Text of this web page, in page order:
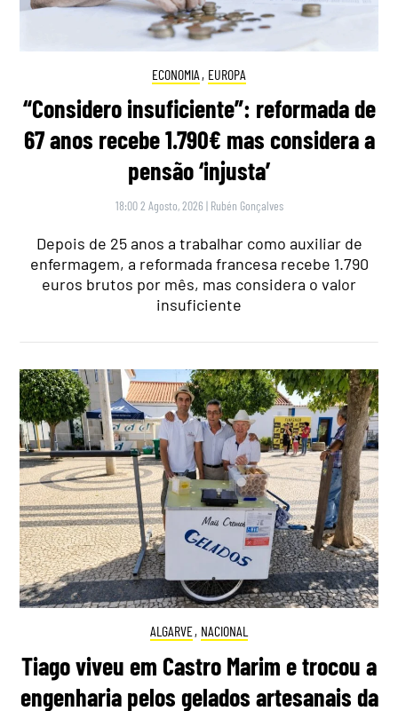
ECONOMIA , EUROPA
“Considero insuficiente”: reformada de
67 anos recebe 1.790€ mas considera a
pensão ‘injusta’
18:00 2 Agosto, 2026 | Rubén Gonçalves
Depois de 25 anos a trabalhar como auxiliar de
enfermagem, a reformada francesa recebe 1.790
euros brutos por mês, mas considera o valor
insuficiente
ALGARVE, NACIONAL
Tiago viveu em Castro Marim e trocou a
engenharia pelos gelados artesanais da